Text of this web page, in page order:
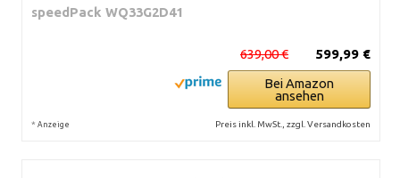
speedPack WQ33G2D41
599,99 €
639,00 €
Bei Amazon
ansehen
* Anzeige Preis inkl. MwSt., zzgl. Versandkosten